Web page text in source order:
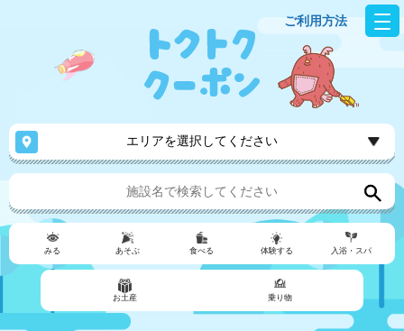
ご利用方法
エリアを選択してください
みる あそぶ 食べる 体験する 入浴・スパ
お土産 乗り物